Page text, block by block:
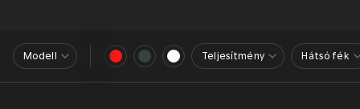
Modell Teljesítmény Hátsó fék